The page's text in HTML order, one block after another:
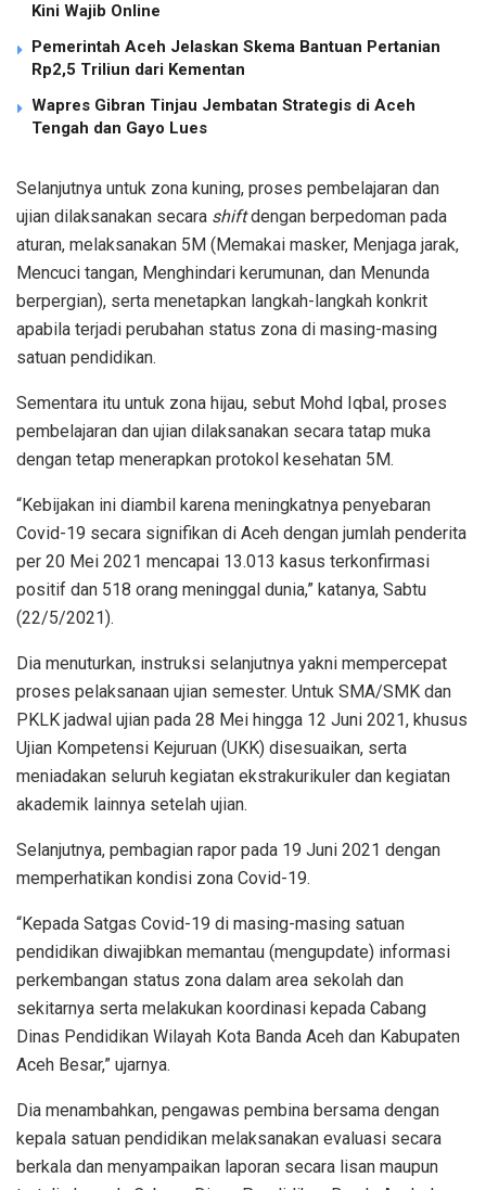
Kini Wajib Online
Pemerintah Aceh Jelaskan Skema Bantuan Pertanian
Rp2,5 Triliun dari Kementan
Wapres Gibran Tinjau Jembatan Strategis di Aceh
Tengah dan Gayo Lues
Selanjutnya untuk zona kuning, proses pembelajaran dan
ujian dilaksanakan secara shiftdengan berpedoman pada
aturan, melaksanakan 5M (Memakai masker, Menjaga jarak,
Mencuci tangan, Menghindari kerumunan, dan Menunda
berpergian), serta menetapkan langkah-langkah konkrit
apabila terjadi perubahan status zona di masing-masing
satuan pendidikan.
Sementara itu untuk zona hijau, sebut Mohd Iqbal, proses
pembelajaran dan ujian dilaksanakan secara tatap muka
dengan tetap menerapkan protokol kesehatan 5M.
“Kebijakan ini diambil karena meningkatnya penyebaran
Covid-19 secara signifikan di Aceh dengan jumlah penderita
per 20 Mei 2021 mencapai 13.013 kasus terkonfirmasi
positif dan 518 orang meninggal dunia,” katanya, Sabtu
(22/5/2021).
Dia menuturkan, instruksi selanjutnya yakni mempercepat
proses pelaksanaan ujian semester. Untuk SMA/SMK dan
PKLK jadwal ujian pada 28 Mei hingga 12 Juni 2021, khusus
Ujian Kompetensi Kejuruan (UKK) disesuaikan, serta
meniadakan seluruh kegiatan ekstrakurikuler dan kegiatan
akademik lainnya setelah ujian.
Selanjutnya, pembagian rapor pada 19 Juni 2021 dengan
memperhatikan kondisi zona Covid-19.
“Kepada Satgas Covid-19 di masing-masing satuan
pendidikan diwajibkan memantau (mengupdate) informasi
perkembangan status zona dalam area sekolah dan
sekitarnya serta melakukan koordinasi kepada Cabang
Dinas Pendidikan Wilayah Kota Banda Aceh dan Kabupaten
Aceh Besar,” ujarnya.
Dia menambahkan, pengawas pembina bersama dengan
kepala satuan pendidikan melaksanakan evaluasi secara
berkala dan menyampaikan laporan secara lisan maupun